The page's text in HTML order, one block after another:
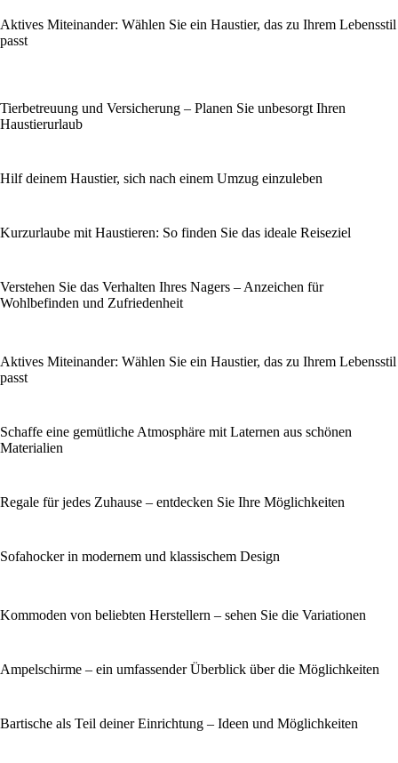
Aktives Miteinander: Wählen Sie ein Haustier, das zu Ihrem Lebensstil
passt
Tierbetreuung und Versicherung – Planen Sie unbesorgt Ihren
Haustierurlaub
Hilf deinem Haustier, sich nach einem Umzug einzuleben
Kurzurlaube mit Haustieren: So finden Sie das ideale Reiseziel
Verstehen Sie das Verhalten Ihres Nagers – Anzeichen für
Wohlbefinden und Zufriedenheit
Aktives Miteinander: Wählen Sie ein Haustier, das zu Ihrem Lebensstil
passt
Schaffe eine gemütliche Atmosphäre mit Laternen aus schönen
Materialien
Regale für jedes Zuhause – entdecken Sie Ihre Möglichkeiten
Sofahocker in modernem und klassischem Design
Kommoden von beliebten Herstellern – sehen Sie die Variationen
Ampelschirme – ein umfassender Überblick über die Möglichkeiten
Bartische als Teil deiner Einrichtung – Ideen und Möglichkeiten